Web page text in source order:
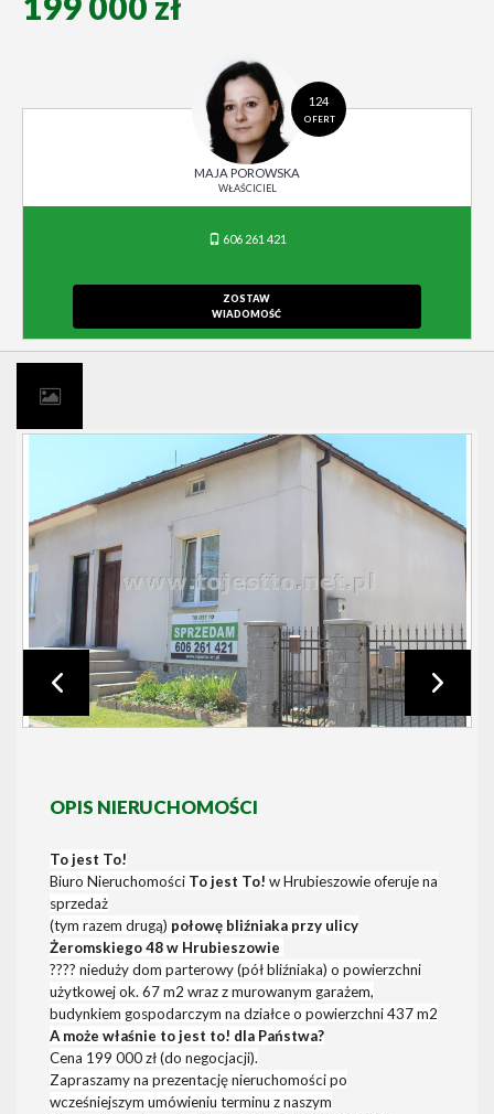
124
OFERT
MAJA POROWSKA
WŁAŚCICIEL
606 261 421
ZOSTAW
WIADOMOŚĆ
OPIS NIERUCHOMOŚCI
To jest To!
Biuro Nieruchomości To jest To! w Hrubieszowie oferuje na
sprzedaż
(tym razem drugą) połowę bliźniaka przy ulicy
Żeromskiego 48 w Hrubieszowie
???? nieduży dom parterowy (pół bliźniaka) o powierzchni
użytkowej ok. 67 m2 wraz z murowanym garażem,
budynkiem gospodarczym na działce o powierzchni 437 m2
A może właśnie to jest to! dla Państwa?
Cena 199 000 zł (do negocjacji).
Zapraszamy na prezentację nieruchomości po
wcześniejszym umówieniu terminu z naszym